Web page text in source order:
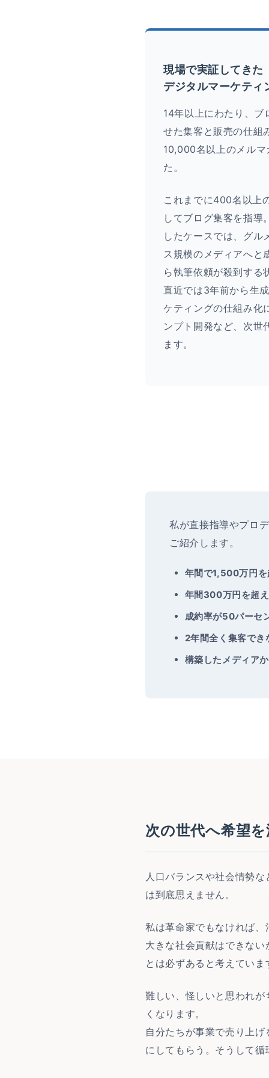
現場で実証してきた
デジタルマーケティ
14年以上にわたり、ブ
せた集客と販売の仕組
10,000名以上のメル
た。
これまでに400名以上
してブログ集客を指導
したケースでは、グル
ス規模のメディアへと
ら執筆依頼が殺到する
直近では3年前から生
ケティングの仕組み化
ンプト開発など、次世
ます。
私が直接指導やプロ
ご紹介します。
年間で1,500万円
年間300万円を超
成約率が50パーセ
2年間全く集客で
構築したメディア
次の世代へ希望
人口バランスや社会情勢
は到底思えません。
私は革命家でもなければ
大きな社会貢献はできな
とは必ずあると考えていま
難しい、怪しいと思われ
くなります。
自分たちが事業で売り上
にしてもらう。そうして